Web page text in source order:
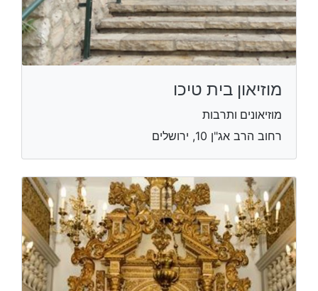
מוזיאון בית טיכו
מוזיאונים ותרבות
רחוב הרב אג"ן 10, ירושלים